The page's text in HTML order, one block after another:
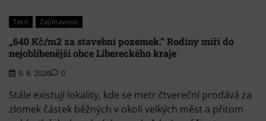
Tech Zajímavosti
„640 Kč/m2 za stavební pozemek.“ Rodiny míří do
nejoblíbenější obce Libereckého kraje
9. 8. 2026 0
Stále existují lokality, kde se metr čtvereční prodává za
zlomek částek běžných v okolí velkých měst a přitom